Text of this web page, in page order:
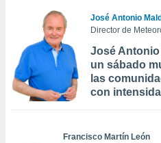
José Antonio
Director de
José
un sábado
las
con
Francisco Martín León